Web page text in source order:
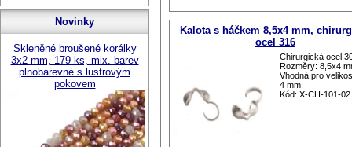
Kalota s háčkem 8,5x4 mm,
ocel 316
Chirurgická ocel
Rozměry: 8,5x4
Vhodná pro
4 mm.
Kód: X-CH-101-02
Novinky
Skleněné broušené korálky
3x2 mm, 179 ks, mix. barev
plnobarevné s lustrovým
pokovem